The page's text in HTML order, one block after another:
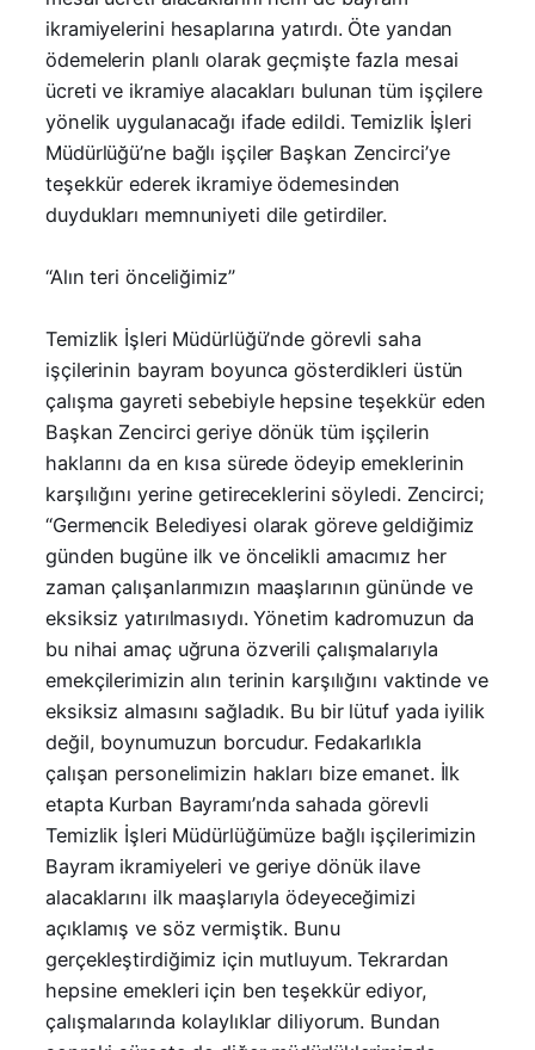
ikramiyelerini hesaplarına yatırdı. Öte yandan
ödemelerin planlı olarak geçmişte fazla mesai
ücreti ve ikramiye alacakları bulunan tüm işçilere
yönelik uygulanacağı ifade edildi. Temizlik İşleri
Müdürlüğü’ne bağlı işçiler Başkan Zencirci’ye
teşekkür ederek ikramiye ödemesinden
duydukları memnuniyeti dile getirdiler.
“Alın teri önceliğimiz”
Temizlik İşleri Müdürlüğü’nde görevli saha
işçilerinin bayram boyunca gösterdikleri üstün
çalışma gayreti sebebiyle hepsine teşekkür eden
Başkan Zencirci geriye dönük tüm işçilerin
haklarını da en kısa sürede ödeyip emeklerinin
karşılığını yerine getireceklerini söyledi. Zencirci;
“Germencik Belediyesi olarak göreve geldiğimiz
günden bugüne ilk ve öncelikli amacımız her
zaman çalışanlarımızın maaşlarının gününde ve
eksiksiz yatırılmasıydı. Yönetim kadromuzun da
bu nihai amaç uğruna özverili çalışmalarıyla
emekçilerimizin alın terinin karşılığını vaktinde ve
eksiksiz almasını sağladık. Bu bir lütuf yada iyilik
değil, boynumuzun borcudur. Fedakarlıkla
çalışan personelimizin hakları bize emanet. İlk
etapta Kurban Bayramı’nda sahada görevli
Temizlik İşleri Müdürlüğümüze bağlı işçilerimizin
Bayram ikramiyeleri ve geriye dönük ilave
alacaklarını ilk maaşlarıyla ödeyeceğimizi
açıklamış ve söz vermiştik. Bunu
gerçekleştirdiğimiz için mutluyum. Tekrardan
hepsine emekleri için ben teşekkür ediyor,
çalışmalarında kolaylıklar diliyorum. Bundan